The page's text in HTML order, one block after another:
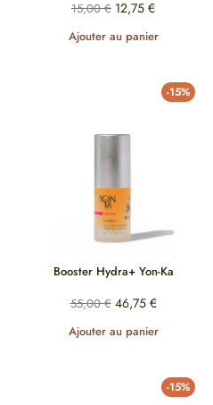
15,00€ 12,75 €
Ajouter au panier
-15%
Booster Hydra+ Yon-Ka
55,00€ 46,75 €
Ajouter au panier
-15%